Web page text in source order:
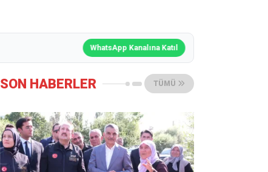
WhatsApp Kanalına Katıl
SON HABERLER TÜMÜ